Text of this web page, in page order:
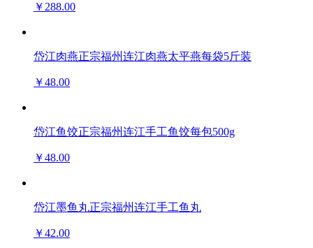
￥288.00
岱江肉燕正宗福州连江肉燕太平燕每袋5斤装
￥48.00
岱江鱼饺正宗福州连江手工鱼饺每包500g
￥48.00
岱江墨鱼丸正宗福州连江手工鱼丸
￥42.00